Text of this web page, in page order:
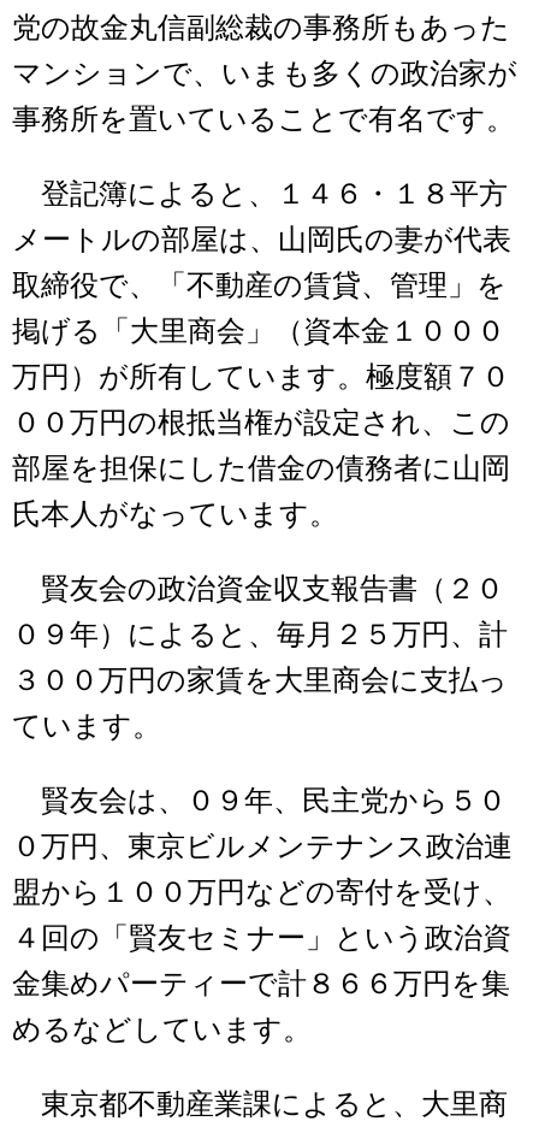
党の故金丸信副総裁の事務所もあった
マンションで、いまも多くの政治家が
事務所を置いていることで有名です。
登記簿によると、１４６・１８平方
メートルの部屋は、山岡氏の妻が代表
取締役で、「不動産の賃貸、管理」を
掲げる「大里商会」（資本金１０００
万円）が所有しています。極度額７０
００万円の根抵当権が設定され、この
部屋を担保にした借金の債務者に山岡
氏本人がなっています。
賢友会の政治資金収支報告書（２０
０９年）によると、毎月２５万円、計
３００万円の家賃を大里商会に支払っ
ています。
賢友会は、０９年、民主党から５０
０万円、東京ビルメンテナンス政治連
盟から１００万円などの寄付を受け、
４回の「賢友セミナー」という政治資
金集めパーティーで計８６６万円を集
めるなどしています。
東京都不動産業課によると、大里商